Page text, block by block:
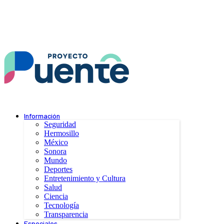
Información
Seguridad
Hermosillo
México
Sonora
Mundo
Deportes
Entretenimiento y Cultura
Salud
Ciencia
Tecnología
Transparencia